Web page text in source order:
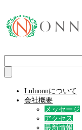
Luluonnについて
会社概要
メッセージ
アクセス
最新情報